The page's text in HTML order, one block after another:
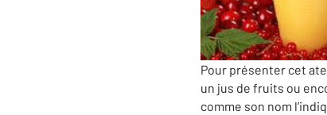
Pour présenter cet
un jus de fruits ou
comme son nom